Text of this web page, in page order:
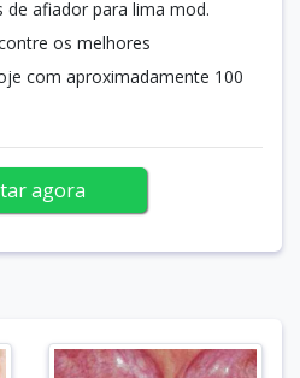
de afiador para lima mod.
os melhores
com aproximadamente 100
agora